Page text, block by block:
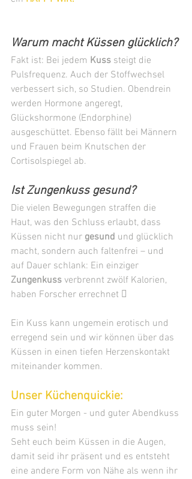
Warum macht Küssen glücklich?
Fakt ist: Bei jedem Kuss steigt die
Pulsfrequenz. Auch der Stoffwechsel
verbessert sich, so Studien. Obendrein
werden Hormone angeregt,
Glückshormone (Endorphine)
ausgeschüttet. Ebenso fällt bei Männern
und Frauen beim Knutschen der
Cortisolspiegel ab.
Ist Zungenkuss gesund?
Die vielen Bewegungen straffen die
Haut, was den Schluss erlaubt, dass
Küssen nicht nur gesund und glücklich
macht, sondern auch faltenfrei – und
auf Dauer schlank: Ein einziger
Zungenkuss verbrennt zwölf Kalorien,
haben Forscher errechnet 
Ein Kuss kann ungemein erotisch und
erregend sein und wir können über das
Küssen in einen tiefen Herzenskontakt
miteinander kommen.
Unser Küchenquickie:
Ein guter Morgen - und guter Abendkuss
muss sein!
Seht euch beim Küssen in die Augen,
damit seid ihr präsent und es entsteht
eine andere Form von Nähe als wenn ihr